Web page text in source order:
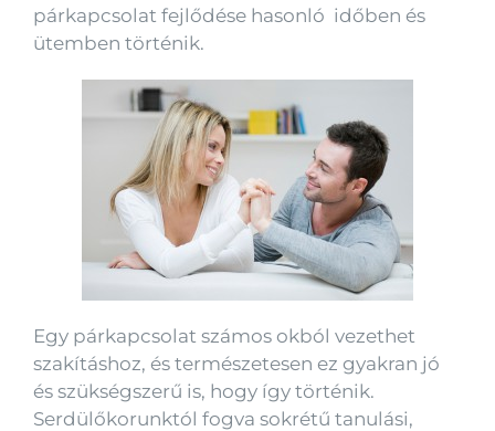
párkapcsolat fejlődése hasonló időben és
ütemben történik.
Egy párkapcsolat számos okból vezethet
szakításhoz, és természetesen ez gyakran jó
és szükségszerű is, hogy így történik.
Serdülőkorunktól fogva sokrétű tanulási,